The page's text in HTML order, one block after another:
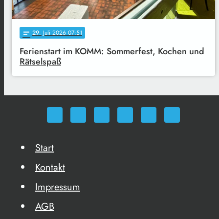
notes 29. Juli 2026 07:51
Ferienstart im KOMM: Sommerfest, Kochen und
Rätselspaß
Start
Kontakt
Impressum
AGB